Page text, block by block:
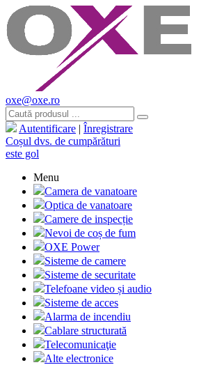
oxe@oxe.ro
Autentificare | Înregistrare
Coșul dvs. de cumpărături
este gol
Menu
Camera de vanatoare
Optica de vanatoare
Camere de inspecție
Nevoi de coș de fum
OXE Power
Sisteme de camere
Sisteme de securitate
Telefoane video și audio
Sisteme de acces
Alarma de incendiu
Cablare structurată
Telecomunicaţie
Alte electronice